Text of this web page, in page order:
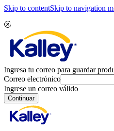
Skip to contentSkip to navigation
Ingresa tu correo para guardar
Correo electrónico
Ingrese un correo válido
Continuar